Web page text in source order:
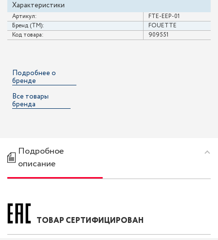
Характеристики
Артикул:
FTE-EEP-01
Бренд (ТМ):
FOUETTE
Код товара:
909551
Подробнее о
бренде
Все товары
бренда
Подробное
описание
ТОВАР СЕРТИФИЦИРОВАН